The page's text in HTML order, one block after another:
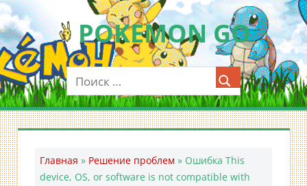
Перейти
к
содержимомуPOKEMON GO
Мобильное
приложение
для
ловли
Покемон
Главная » Решение проблем » Ошибка This
device, OS, or software is not compatible with